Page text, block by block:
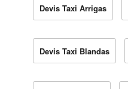
Devis Taxi Arrigas
Devis Taxi Blandas